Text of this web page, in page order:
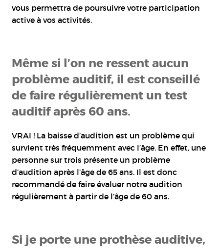
vous permettra de poursuivre votre participation
active à vos activités.
Même si l’on ne ressent aucun
problème auditif, il est conseillé
de faire régulièrement un test
auditif après 60 ans.
VRAI ! La baisse d’audition est un problème qui
survient très fréquemment avec l’âge. En effet, une
personne sur trois présente un problème
d’audition après l’âge de 65 ans. Il est donc
recommandé de faire évaluer notre audition
régulièrement à partir de l’âge de 60 ans.
Si je porte une prothèse auditive,